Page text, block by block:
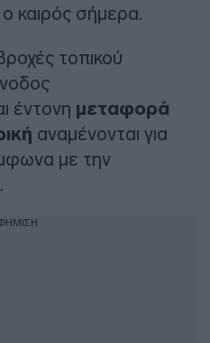
καιρός σήμερα.
τοπικού
έντονη μεταφορά
αναμένονται για
με την